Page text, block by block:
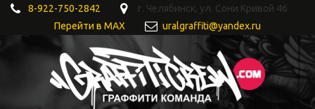
8-922-750-2842 г. Челябинск, ул. Сони Кривой 46
Перейти в MAX
uralgraffiti@yandex.ru